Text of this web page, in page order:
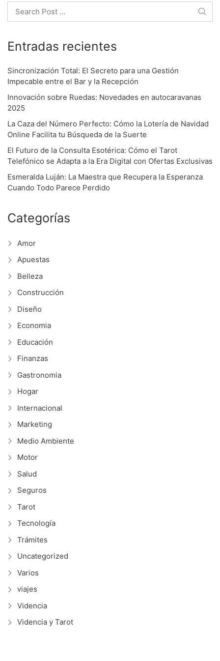
o
Entradas recientes
Sincronización Total: El Secreto para una Gestión
Impecable entre el Bar y la Recepción
Innovación sobre Ruedas: Novedades en autocaravanas
2025
La Caza del Número Perfecto: Cómo la Lotería de Navidad
Online Facilita tu Búsqueda de la Suerte
El Futuro de la Consulta Esotérica: Cómo el Tarot
Telefónico se Adapta a la Era Digital con Ofertas Exclusivas
Esmeralda Luján: La Maestra que Recupera la Esperanza
Cuando Todo Parece Perdido
Categorías
Amor
Apuestas
Belleza
Construcción
Diseño
Economia
Educación
Finanzas
Gastronomia
Hogar
Internacional
Marketing
Medio Ambiente
Motor
Salud
Seguros
Tarot
Tecnología
Trámites
Uncategorized
Varios
viajes
Videncia
Videncia y Tarot